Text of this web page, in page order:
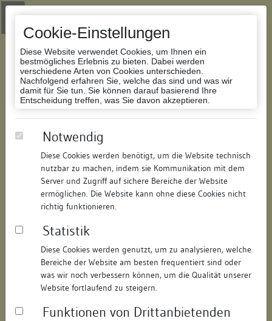
Cookie-Einstellungen
Diese Website verwendet Cookies, um Ihnen ein
bestmögliches Erlebnis zu bieten. Dabei werden
verschiedene Arten von Cookies unterschieden.
Nachfolgend erfahren Sie, welche das sind und was wir
damit für Sie tun. Sie können darauf basierend Ihre
Entscheidung treffen, was Sie davon akzeptieren.
Notwendig
Diese Cookies werden benötigt, um die Website technisch
nutzbar zu machen, indem sie Kommunikation mit dem
Server und Zugriff auf sichere Bereiche der Website
ermöglichen. Die Website kann ohne diese Cookies nicht
richtig funktionieren.
Statistik
Diese Cookies werden genutzt, um zu analysieren, welche
Bereiche der Website am besten frequentiert sind oder
was wir noch verbessern können, um die Qualität unserer
Website fortlaufend zu steigern.
Funktionen von Drittanbietenden
Zur Navigation springen
Zum Inhalt der Website springen
Datenbank Bauforschung/Restaurierung
291219399206/Datum:12.03.2007
Datenbestand:
Bauforschung
Als PDF herunterladen:
Objektdaten
Straße: Heugasse
Hausnummer: 11
Postleitzahl: 73728